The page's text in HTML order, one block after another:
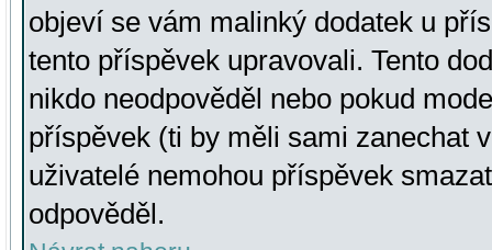
objeví se vám malinký dodatek u
tento příspěvek upravovali. Tento
nikdo neodpověděl nebo pokud
příspěvek (ti by měli sami zanechat
uživatelé nemohou příspěvek
odpověděl.